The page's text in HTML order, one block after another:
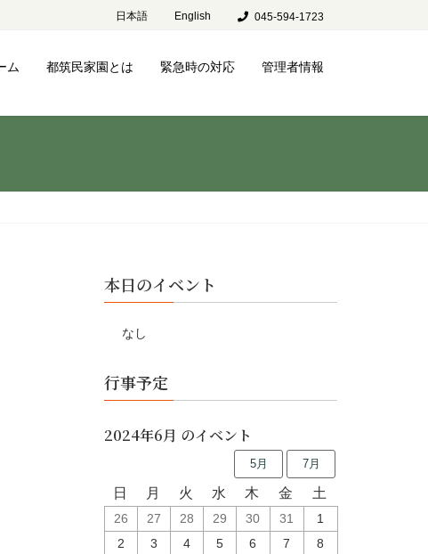
日本語 English 045-594-1723
ム 都筑民家園とは 緊急時の対応 管理者情報
本日のイベント
なし
行事予定
2024年6月 のイベント
5月 7月
日 月 火 水 木 金 土
26 27 28 29 30 31
1
2
3 4 5 6 7
8